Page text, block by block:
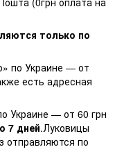
только по
по Украине — от
есть адресная
Украине — от 60 грн
7 дней.Луковицы
отправляются по